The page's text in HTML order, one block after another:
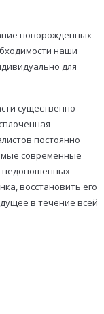
новорожденных
наши
для
существенно
постоянно
современные
недоношенных
восстановить его
в течение всей